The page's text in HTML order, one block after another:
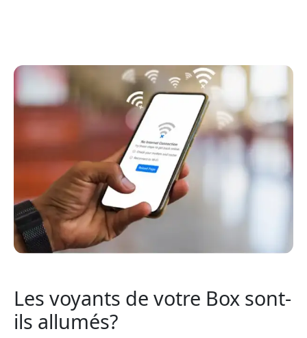
Les voyants de votre Box sont-
ils allumés?